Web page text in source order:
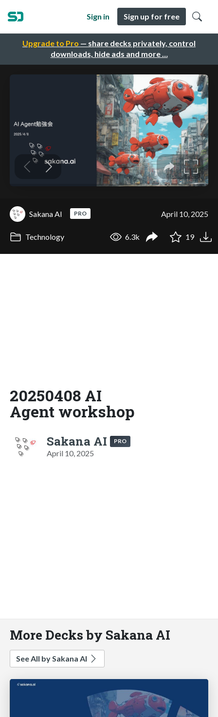
Upgrade to Pro — share decks privately, control
downloads, hide ads and more …
Sign in Sign up for free
Sakana AI PRO April 10, 2025
Technology 6.3k 19
20250408 AI
Agent workshop
Sakana AI PRO
April 10, 2025
More Decks by Sakana AI
See All by Sakana AI